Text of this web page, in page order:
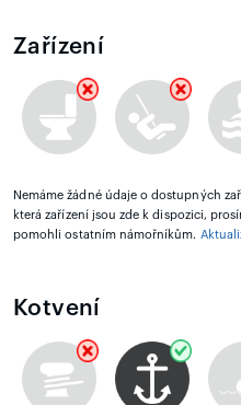
Zařízení
Nemáme žádné údaje o dostupných
která zařízení jsou zde k dispozici,
pomohli ostatním námořníkům.
Kotvení